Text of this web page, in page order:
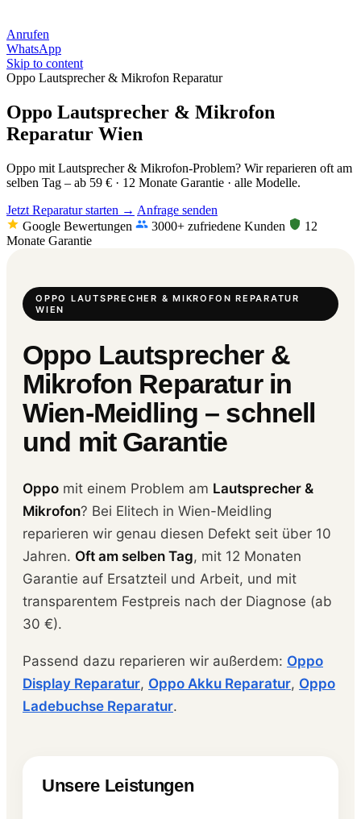
Anrufen
WhatsApp
Skip to content
Oppo Lautsprecher & Mikrofon Reparatur
Oppo Lautsprecher & Mikrofon
Reparatur Wien
Oppo mit Lautsprecher & Mikrofon-Problem? Wir reparieren oft am
selben Tag – ab 59 € · 12 Monate Garantie · alle Modelle.
Jetzt Reparatur starten → Anfrage senden
Google Bewertungen
3000+ zufriedene Kunden
12
Monate Garantie
OPPO LAUTSPRECHER & MIKROFON REPARATUR
WIEN
Oppo Lautsprecher &
Mikrofon Reparatur in
Wien-Meidling – schnell
und mit Garantie
Oppo mit einem Problem am Lautsprecher &
Mikrofon? Bei Elitech in Wien-Meidling
reparieren wir genau diesen Defekt seit über 10
Jahren. Oft am selben Tag, mit 12 Monaten
Garantie auf Ersatzteil und Arbeit, und mit
transparentem Festpreis nach der Diagnose (ab
30 €).
Passend dazu reparieren wir außerdem: Oppo
Display Reparatur, Oppo Akku Reparatur, Oppo
Ladebuchse Reparatur.
Unsere Leistungen